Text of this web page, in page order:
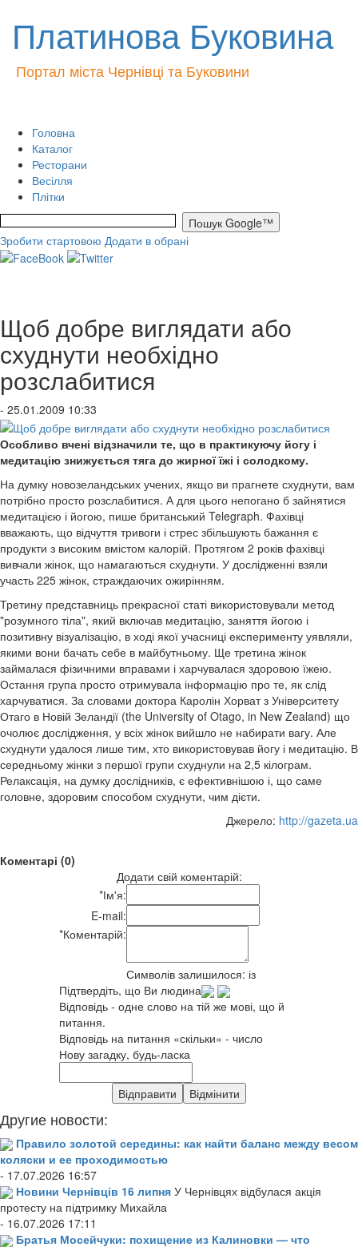
Платинова Буковина
Портал міста Чернівці та Буковини
Головна
Каталог
Ресторани
Весілля
Плітки
Зробити стартовою Додати в обрані
Щоб добре виглядати або
схуднути необхідно
розслабитися
- 25.01.2009 10:33
Особливо вчені відзначили те, що в практикуючу йогу і
медитацію знижується тяга до жирної їжі і солодкому.
На думку новозеландських учених, якщо ви прагнете схуднути, вам
потрібно просто розслабитися. А для цього непогано б зайнятися
медитацією і йогою, пише британський Telegraph. Фахівці
вважають, що відчуття тривоги і стрес збільшують бажання є
продукти з високим вмістом калорій. Протягом 2 років фахівці
вивчали жінок, що намагаються схуднути. У дослідженні взяли
участь 225 жінок, страждаючих ожирінням.
Третину представниць прекрасної статі використовували метод
"розумного тіла", який включав медитацію, заняття йогою і
позитивну візуалізацію, в ході якої учасниці експерименту уявляли,
якими вони бачать себе в майбутньому. Ще третина жінок
займалася фізичними вправами і харчувалася здоровою їжею.
Остання група просто отримувала інформацію про те, як слід
харчуватися. За словами доктора Каролін Хорват з Університету
Отаго в Новій Зеландії (the University of Otago, in New Zealand) що
очолює дослідження, у всіх жінок вийшло не набирати вагу. Але
схуднути удалося лише тим, хто використовував йогу і медитацію. В
середньому жінки з першої групи схуднули на 2,5 кілограм.
Релаксація, на думку дослідників, є ефективнішою і, що саме
головне, здоровим способом схуднути, чим дієти.
Джерело: http://gazeta.ua
Коментарі (0)
Додати свій коментарій:
*Ім'я:
E-mail:
*Коментарій:
Символів залишилося: із
Підтвердіть, що Ви людина
Відповідь - одне слово на тій же мові, що й
питання.
Відповідь на питання «скільки» - число
Нову загадку, будь-ласка
Другие новости:
Правило золотой середины: как найти баланс между весом
коляски и ее проходимостью
- 17.07.2026 16:57
Новини Чернівців 16 липня У Чернівцях відбулася акція
протесту на підтримку Михайла
- 16.07.2026 17:11
Братья Мосейчуки: похищение из Калиновки — что